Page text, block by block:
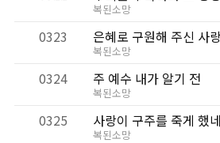
복된소망
0323 은혜로 구원해 주신 사
복된소망
0324 주 예수 내가 알기 전
복된소망
0325 사랑이 구주를 죽게 했네
복된소망